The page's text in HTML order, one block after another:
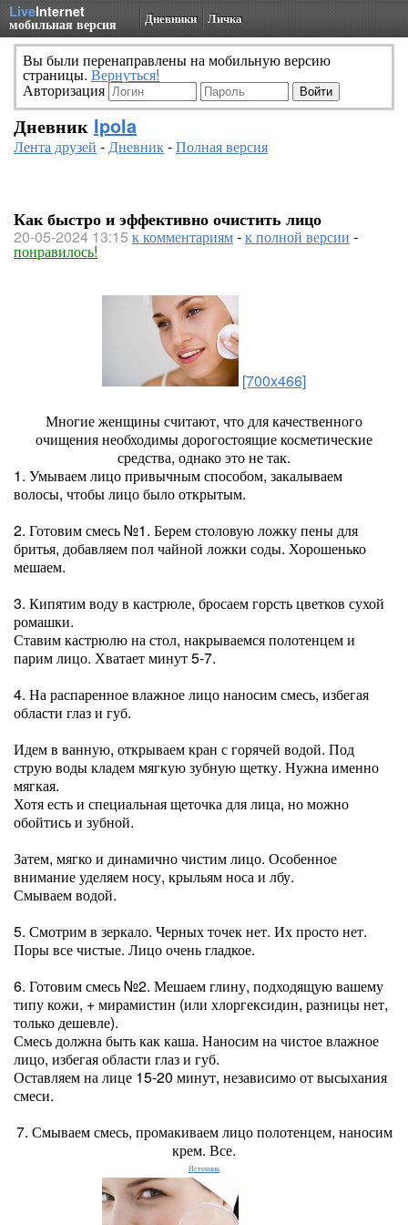
LiveInternet
мобильная версия Дневники Личка
Вы были перенаправлены на мобильную версию
страницы. Вернуться!
Авторизация
Дневник Ipola
Лента друзей -Дневник-Полная версия
Как быстро и эффективно очистить лицо
20-05-2024 13:15 к комментариям-к полной версии -
понравилось!
[700x466]
Многие женщины считают, что для качественного
очищения необходимы дорогостоящие косметические
средства, однако это не так.
1. Умываем лицо привычным способом, закалываем
волосы, чтобы лицо было открытым.
2. Готовим смесь №1. Берем столовую ложку пены для
бритья, добавляем пол чайной ложки соды. Хорошенько
мешаем.
3. Кипятим воду в кастрюле, бросаем горсть цветков сухой
ромашки.
Ставим кастрюлю на стол, накрываемся полотенцем и
парим лицо. Хватает минут 5-7.
4. На распаренное влажное лицо наносим смесь, избегая
области глаз и губ.
Идем в ванную, открываем кран с горячей водой. Под
струю воды кладем мягкую зубную щетку. Нужна именно
мягкая.
Хотя есть и специальная щеточка для лица, но можно
обойтись и зубной.
Затем, мягко и динамично чистим лицо. Особенное
внимание уделяем носу, крыльям носа и лбу.
Смываем водой.
5. Смотрим в зеркало. Черных точек нет. Их просто нет.
Поры все чистые. Лицо очень гладкое.
6. Готовим смесь №2. Мешаем глину, подходящую вашему
типу кожи, + мирамистин (или хлоргексидин, разницы нет,
только дешевле).
Смесь должна быть как каша. Наносим на чистое влажное
лицо, избегая области глаз и губ.
Оставляем на лице 15-20 минут, независимо от высыхания
смеси.
7. Смываем смесь, промакиваем лицо полотенцем, наносим
крем. Все.
Источник